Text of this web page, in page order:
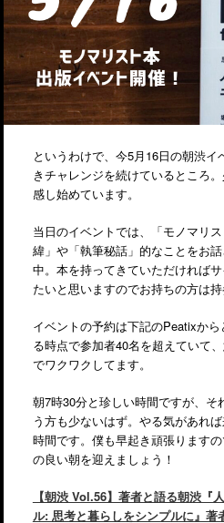
というわけで、今5月16日の朝渋
きチャレンジを続けているところ
感し始めています。
当日のイベントでは、「モノマリ
緯」や「執筆秘話」的なことをお
中。本を持ってきていただければ
たいと思いますのでお持ちの方は持
イベントの予約は下記のPeatixか
る時点で参加者40名を超えていて
でワクワクしてます。
朝7時30分と珍しい時間ですが、
う方も少ないはず。やる気があれ
時間です。僕も早起き頑張ります
の良い朝を迎えましょう！
【朝渋 Vol.56】著者と語る朝渋『
ル: 思考と暮らしをシンプルに』